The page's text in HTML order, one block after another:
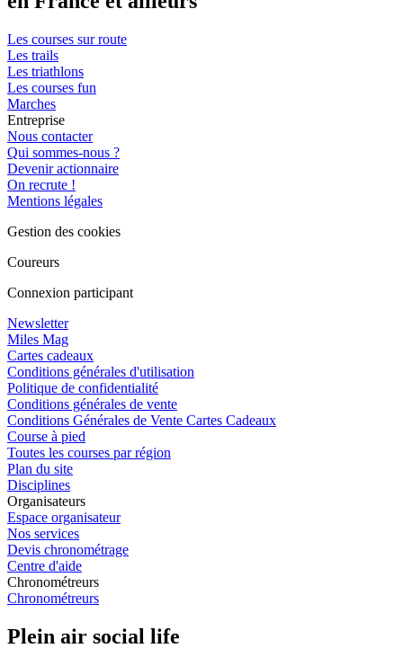
Les courses sur route
Les trails
Les triathlons
Les courses fun
Marches
Entreprise
Nous contacter
Qui sommes-nous ?
Devenir actionnaire
On recrute !
Mentions légales
Gestion des cookies
Coureurs
Connexion participant
Newsletter
Miles Mag
Cartes cadeaux
Conditions générales d'utilisation
Politique de confidentialité
Conditions générales de vente
Conditions Générales de Vente Cartes Cadeaux
Course à pied
Toutes les courses par région
Plan du site
Disciplines
Organisateurs
Espace organisateur
Nos services
Devis chronométrage
Centre d'aide
Chronométreurs
Chronométreurs
Plein air social life